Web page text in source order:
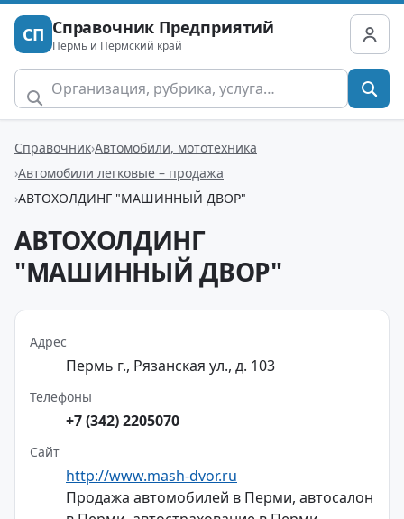
СП Справочник Предприятий
Пермь и Пермский край
Справочник Автомобили, мототехника
Автомобили легковые – продажа
АВТОХОЛДИНГ "МАШИННЫЙ ДВОР"
АВТОХОЛДИНГ
"МАШИННЫЙ ДВОР"
Адрес
Пермь г., Рязанская ул., д. 103
Телефоны
+7 (342) 2205070
Сайт
http://www.mash-dvor.ru
Продажа автомобилей в Перми, автосалон